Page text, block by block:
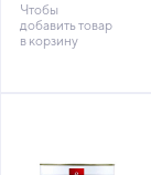
Чтобы
добавить товар
в корзину